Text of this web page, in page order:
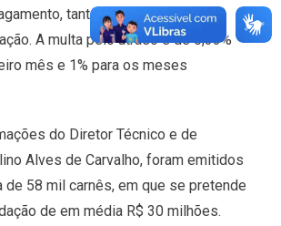
tanto pelo site, quanto no
A multa pelo atraso é de 0,33%
mês e 1% para os meses
do Diretor Técnico e de
Alves de Carvalho, foram emitidos
de 58 mil carnês, em que se pretende
de em média R$ 30 milhões.